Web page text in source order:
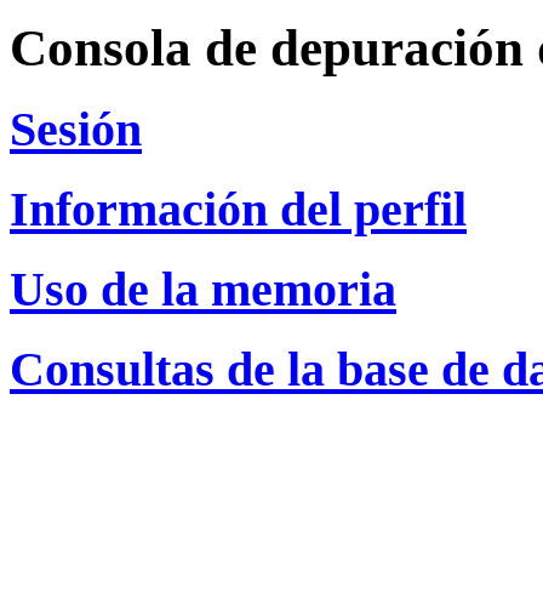
Consola de depuración
Sesión
Información del perfil
Uso de la memoria
Consultas de la base de